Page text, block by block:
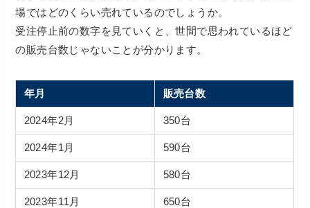
場ではどのくらい売れているのでしょうか。
受注停止前の数字を見ていくと、世間で思われているほど
の販売台数じゃないことが分かります。
年月 販売台数
2024年2月 350台
2024年1月 590台
2023年12月 580台
2023年11月 650台